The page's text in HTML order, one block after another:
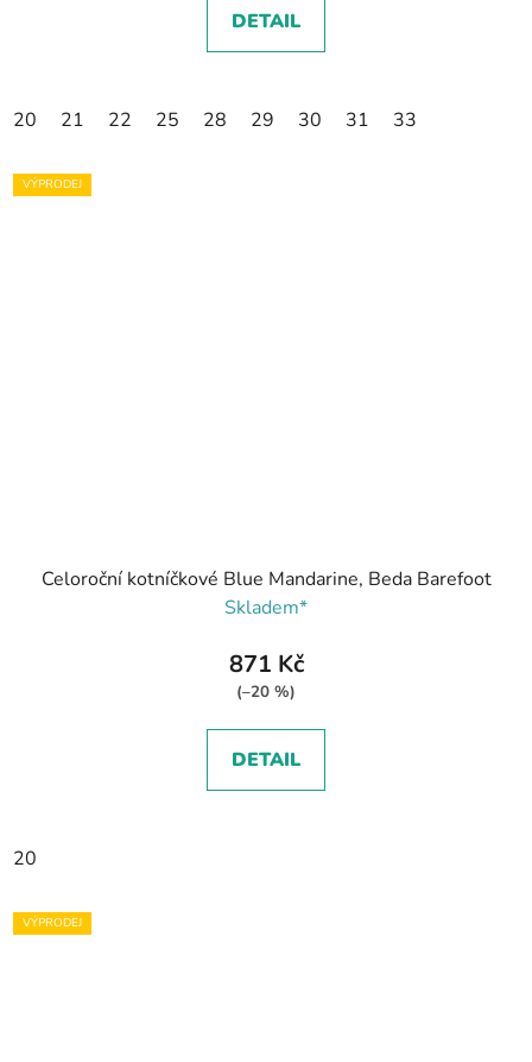
DETAIL
20 21 22 25 28 29 30 31 33
VÝPRODEJ
Celoroční kotníčkové Blue Mandarine, Beda Barefoot
Skladem*
871 Kč
(–20 %)
DETAIL
20
VÝPRODEJ